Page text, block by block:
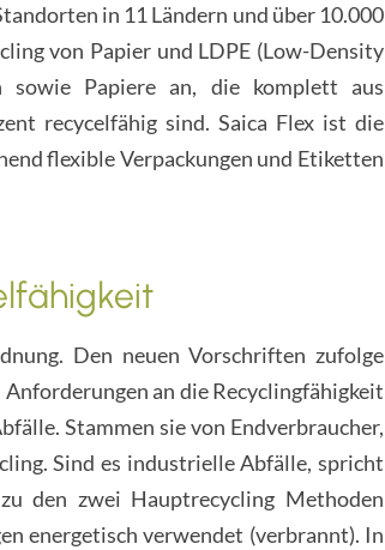
in 11 Ländern und über 10.000
von Papier und LDPE (Low-Density
sowie Papiere an, die komplett aus
recycelfähig sind. Saica Flex ist die
flexible Verpackungen und Etiketten
Den neuen Vorschriften zufolge
an die Recyclingfähigkeit
Stammen sie von Endverbraucher,
Sind es industrielle Abfälle, spricht
den zwei Hauptrecycling Methoden
energetisch verwendet (verbrannt). In